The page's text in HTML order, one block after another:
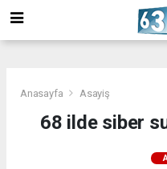
Anasayfa Asayiş
68 ilde siber